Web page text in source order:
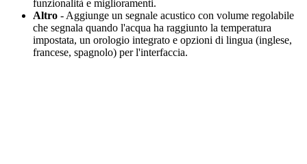
funzionalità e miglioramenti.
Altro - Aggiunge un segnale acustico con volume regolabile
che segnala quando l'acqua ha raggiunto la temperatura
impostata, un orologio integrato e opzioni di lingua (inglese,
francese, spagnolo) per l'interfaccia.